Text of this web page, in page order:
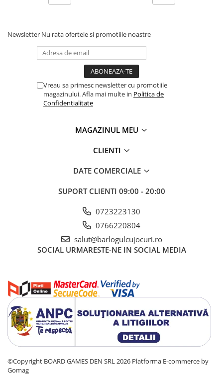
Newsletter Nu rata ofertele si promotiile noastre
Vreau sa primesc newsletter cu promotiile
magazinului. Afla mai multe in Politica de
Confidentialitate
MAGAZINUL MEU
CLIENTI
DATE COMERCIALE
SUPORT CLIENTI 09:00 - 20:00
0723223130
0766220804
salut@barlogulcujocuri.ro
SOCIAL URMARESTE-NE IN SOCIAL MEDIA
©Copyright BOARD GAMES DEN SRL 2026 Platforma E-commerce by
Gomag